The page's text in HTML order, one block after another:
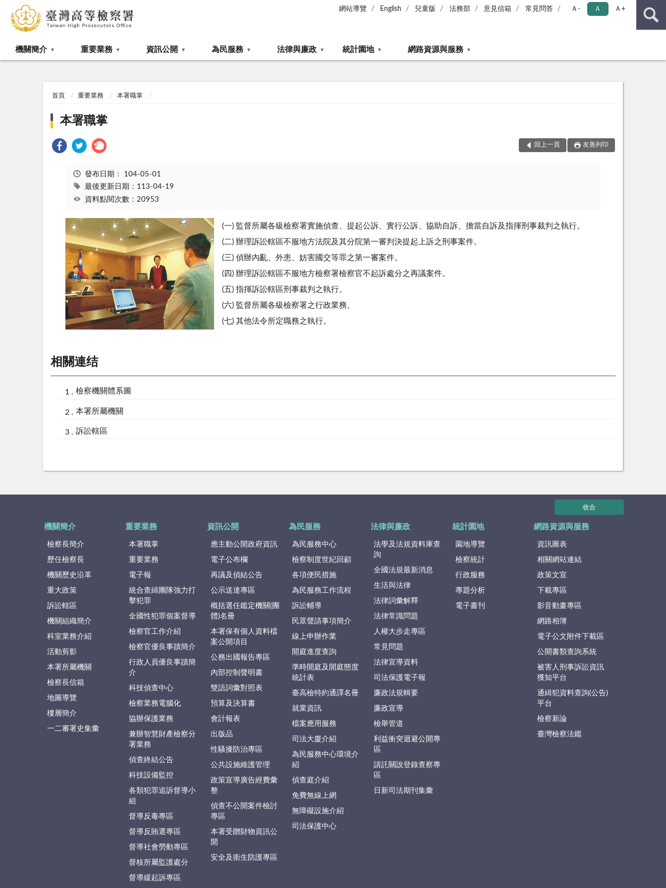
網站導覽 English 兒童版 法務部 意見信箱 常見問答 Ａ- Ａ Ａ+
機關簡介 重要業務 資訊公開 為民服務 法律與廉政 統計園地 網路資源與服務
首頁 重要業務 本署職掌
本署職掌
回上一頁 友善列印
發布日期： 104-05-01
最後更新日期：113-04-19
資料點閱次數：20953
(一) 監督所屬各級檢察署實施偵查、提起公訴、實行公訴、協助自訴、擔當自訴及指揮刑事裁判之執行。
(二) 辦理訴訟轄區不服地方法院及其分院第一審判決提起上訴之刑事案件。
(三) 偵辦內亂、外患、妨害國交等罪之第一審案件。
(四) 辦理訴訟轄區不服地方檢察署檢察官不起訴處分之再議案件。
(五) 指揮訴訟轄區刑事裁判之執行。
(六) 監督所屬各級檢察署之行政業務。
(七) 其他法令所定職務之執行。
相關連结
檢察機關體系圖
本署所屬機關
訴訟轄區
收合
機關簡介
檢察長簡介
歷任檢察長
機關歷史沿革
重大政策
訴訟轄區
機關組織簡介
科室業務介紹
活動剪影
本署所屬機關
檢察長信箱
地圖導覽
樓層簡介
一二審署史集彙
重要業務
本署職掌
重要業務
電子報
統合查緝團隊強力打
擊犯罪
全國性犯罪個案督導
檢察官工作介紹
檢察官優良事蹟簡介
行政人員優良事蹟簡
介
科技偵查中心
檢察業務電腦化
協辦保護業務
兼辦智慧財產檢察分
署業務
偵查終結公告
科技設備監控
各類犯罪追訴督導小
組
督導反毒專區
督導反賄選專區
督導社會勞動專區
督核所屬監護處分
督導緩起訴專區
資訊公開
應主動公開政府資訊
電子公布欄
再議及偵結公告
公示送達專區
概括選任鑑定機關(團
體)名冊
本署保有個人資料檔
案公開項目
公務出國報告專區
內部控制聲明書
雙語詞彙對照表
預算及決算書
會計報表
出版品
性騷擾防治專區
公共設施維護管理
政策宣導廣告經費彙
整
偵查不公開案件檢討
專區
本署受贈財物資訊公
開
安全及衛生防護專區
為民服務
為民服務中心
檢察制度世紀回顧
各項便民措施
為民服務工作流程
訴訟輔導
民眾聲請事項簡介
線上申辦作業
開庭進度查詢
準時開庭及開庭態度
統計表
臺高檢特約通譯名冊
就業資訊
檔案應用服務
司法大廈介紹
為民服務中心環境介
紹
偵查庭介紹
免費無線上網
無障礙設施介紹
司法保護中心
法律與廉政
法學及法規資料庫查
詢
全國法規最新消息
生活與法律
法律詞彙解釋
法律常識問題
人權大步走專區
常見問題
法律宣導資料
司法保護電子報
廉政法規輯要
廉政宣導
檢舉管道
利益衝突迴避公開專
區
請託關說登錄查察專
區
日新司法期刊集彙
統計園地
園地導覽
檢察統計
行政服務
專題分析
電子書刊
網路資源與服務
資訊圖表
相關網站連結
政策文宣
下載專區
影音動畫專區
網路相簿
電子公文附件下載區
公開書類查詢系統
被害人刑事訴訟資訊
獲知平台
通緝犯資料查詢(公告)
平台
檢察新論
臺灣檢察法鑑